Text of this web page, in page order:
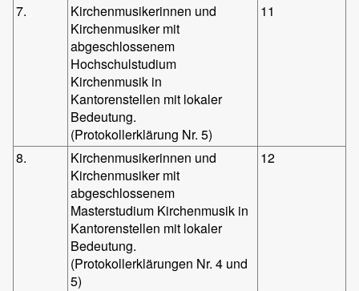
7.
Kirchenmusikerinnen und
Kirchenmusiker mit
abgeschlossenem
Hochschulstudium
Kirchenmusik in
Kantorenstellen mit lokaler
Bedeutung.
(Protokollerklärung Nr. 5)
11
8.
Kirchenmusikerinnen und
Kirchenmusiker mit
abgeschlossenem
Masterstudium Kirchenmusik in
Kantorenstellen mit lokaler
Bedeutung.
(Protokollerklärungen Nr. 4 und
5)
12